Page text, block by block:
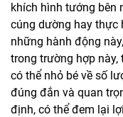
khích hình tướng bên
cúng dường hay thực
những hành động
trong trường hợp này,
có thể nhỏ bé về số
đúng đắn và quan
định, có thể đem lại